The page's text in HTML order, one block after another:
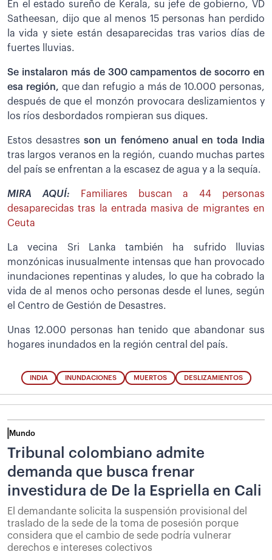
En el estado sureño de Kerala, su jefe de gobierno, VD
Satheesan, dijo que al menos 15 personas han perdido
la vida y siete están desaparecidas tras varios días de
fuertes lluvias.
Se instalaron más de 300 campamentos de socorro en
esa región, que dan refugio a más de 10.000 personas,
después de que el monzón provocara deslizamientos y
los ríos desbordados rompieran sus diques.
Estos desastresson un fenómeno anual en toda India
tras largos veranos en la región, cuando muchas partes
del país se enfrentan a la escasez de agua y a la sequía.
MIRA AQUÍ:
Familiares buscan a 44 personas
desaparecidas tras la entrada masiva de migrantes en
Ceuta
La vecina Sri Lanka también ha sufrido lluvias
monzónicas inusualmente intensas que han provocado
inundaciones repentinas y aludes, lo que ha cobrado la
vida de al menos ocho personas desde el lunes, según
el Centro de Gestión de Desastres.
Unas 12.000 personas han tenido que abandonar sus
hogares inundados en la región central del país.
INDIA INUNDACIONES MUERTOS DESLIZAMIENTOS
Mundo
Tribunal colombiano admite
demanda que busca frenar
investidura de De la Espriella en Cali
El demandante solicita la suspensión provisional del
traslado de la sede de la toma de posesión porque
considera que el cambio de sede podría vulnerar
derechos e intereses colectivos